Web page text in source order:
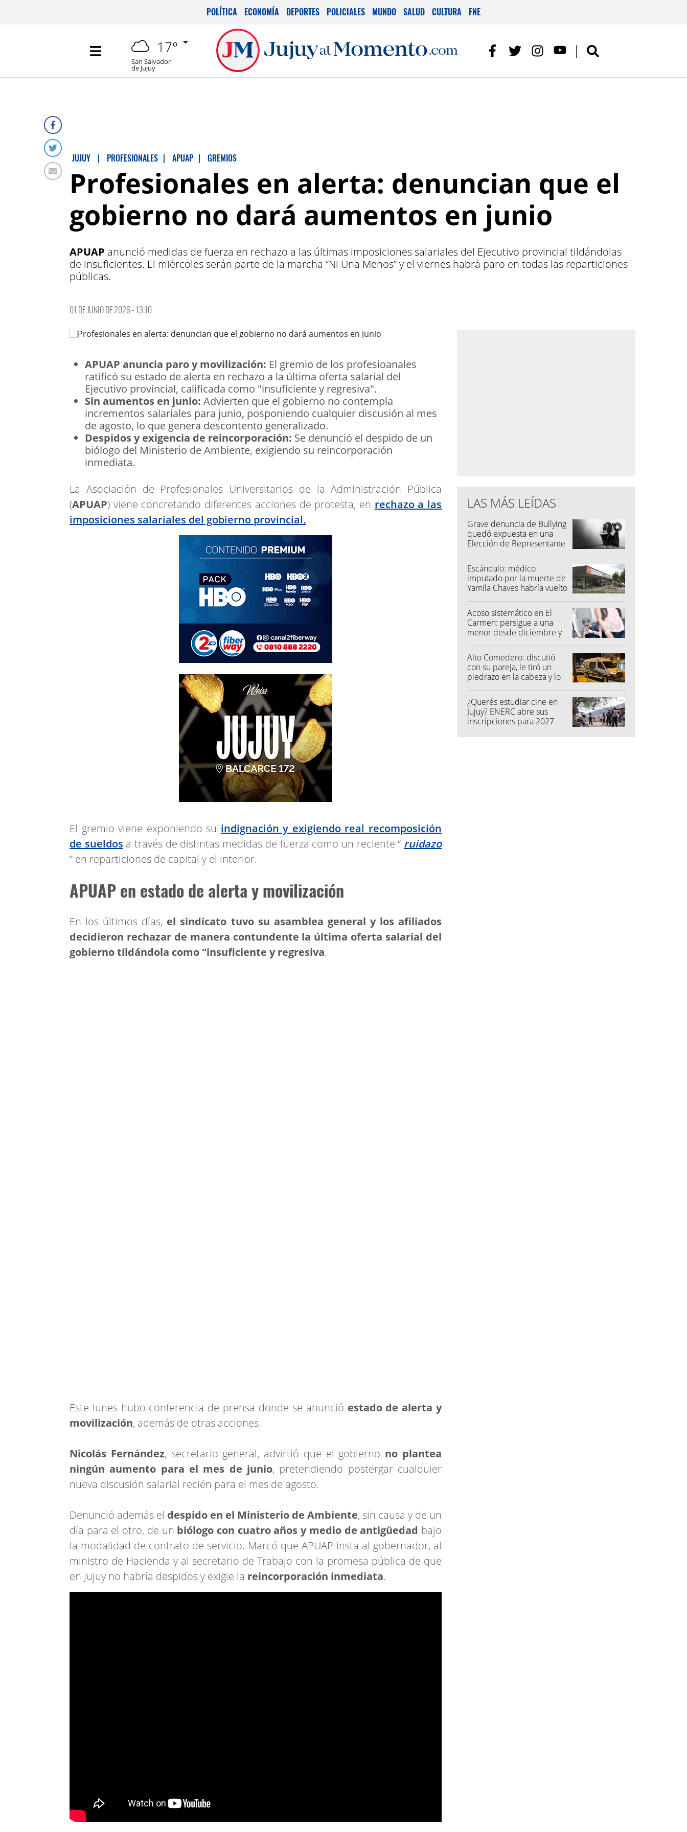
POLÍTICA ECONOMÍA DEPORTES POLICIALES MUNDO SALUD CULTURA FNE
17°
San Salvador
de Jujuy
JUJUY | PROFESIONALES | APUAP | GREMIOS
Profesionales en alerta: denuncian que el
gobierno no dará aumentos en junio
APUAP anunció medidas de fuerza en rechazo a las últimas imposiciones salariales del Ejecutivo provincial tildándolas
de insuficientes. El miércoles serán parte de la marcha “Ni Una Menos” y el viernes habrá paro en todas las reparticiones
públicas.
01 DE JUNIO DE 2026 - 13:10
APUAP anuncia paro y movilización: El gremio de los profesioanales
ratificó su estado de alerta en rechazo a la última oferta salarial del
Ejecutivo provincial, calificada como "insuficiente y regresiva".
Sin aumentos en junio: Advierten que el gobierno no contempla
incrementos salariales para junio, posponiendo cualquier discusión al mes
de agosto, lo que genera descontento generalizado.
Despidos y exigencia de reincorporación: Se denunció el despido de un
biólogo del Ministerio de Ambiente, exigiendo su reincorporación
inmediata.
La Asociación de Profesionales Universitarios de la Administración Pública
(APUAP) viene concretando diferentes acciones de protesta, en rechazo a las
imposiciones salariales del gobierno provincial.
El gremio viene exponiendo su indignación y exigiendo real recomposición
de sueldos a través de distintas medidas de fuerza como un reciente “ ruidazo
” en reparticiones de capital y el interior.
APUAP en estado de alerta y movilización
En los últimos días, el sindicato tuvo su asamblea general y los afiliados
decidieron rechazar de manera contundente la última oferta salarial del
gobierno tildándola como “insuficiente y regresiva.
Este lunes hubo conferencia de prensa donde se anunció estado de alerta y
movilización, además de otras acciones.
Nicolás Fernández, secretario general, advirtió que el gobierno no plantea
ningún aumento para el mes de junio, pretendiendo postergar cualquier
nueva discusión salarial recién para el mes de agosto.
Denunció además el despido en el Ministerio de Ambiente, sin causa y de un
día para el otro, de un biólogo con cuatro años y medio de antigüedad bajo
la modalidad de contrato de servicio. Marcó que APUAP insta al gobernador, al
ministro de Hacienda y al secretario de Trabajo con la promesa pública de que
en Jujuy no habría despidos y exigie la reincorporación inmediata.
LAS MÁS LEÍDAS
Grave denuncia de Bullying
quedó expuesta en una
Elección de Representante
Escándalo: médico
imputado por la muerte de
Yamila Chaves habría vuelto
Acoso sistemático en El
Carmen: persigue a una
menor desde diciembre y
Alto Comedero: discutió
con su pareja, le tiró un
piedrazo en la cabeza y lo
¿Querés estudiar cine en
Jujuy? ENERC abre sus
inscripciones para 2027